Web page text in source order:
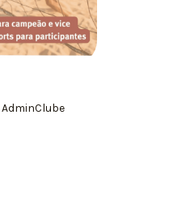
AdminClube